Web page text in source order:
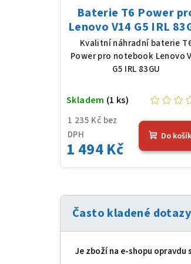
Baterie T6 Power
Lenovo V14 G5 IRL
Li-Poly, 11,31 V,
mAh (47 Wh), černá
Kvalitní náhradní baterie
Power pro notebook Lenovo
G5 IRL 83GU
1 235 Kč bez
DPH
1 494 Kč
Skladem (1 ks)
Do
Často kladené dotazy
Je zboží na e‑shopu opravdu